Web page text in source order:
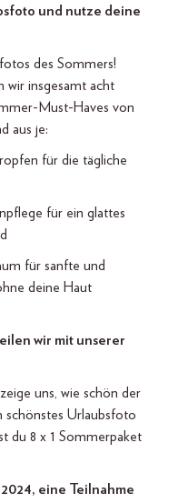
und nutze deine
des Sommers!
wir insgesamt acht
Must-Haves von
aus je:
für die tägliche
für ein glattes
für sanfte und
deine Haut
wir mit unserer
uns, wie schön der
schönstes Urlaubsfoto
du 8 x 1 Sommerpaket
eine Teilnahme